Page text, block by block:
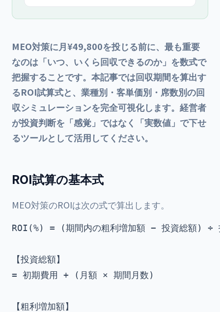
MEO対策に月¥49,800を投じる前に、最も重要
なのは「いつ、いくら回収できるのか」を数式で
把握することです。本記事では回収期間を算出す
るROI試算式と、業種別・客単価別・席数別の回
収シミュレーションを完全可視化します。経営者
が投資判断を「感覚」ではなく「実数値」で下せ
るツールとして活用してください。
ROI試算の基本式
MEO対策のROIは次の式で算出します。
ROI(%) = (期間内の粗利増加額 − 投資総額) ÷
【投資総額】
= 初期費用 + (月額 × 期間月数)
【粗利増加額】